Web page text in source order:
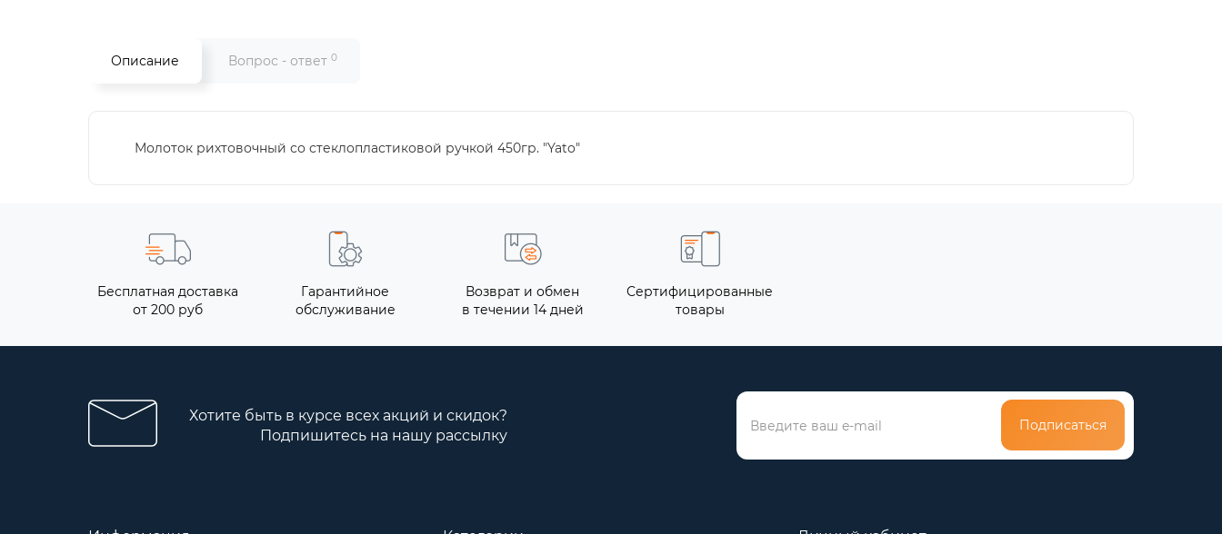
Описание Вопрос - ответ 0
Молоток рихтовочный со стеклопластиковой ручкой 450гр. "Yato"
Бесплатная доставка
от 200 руб
Гарантийное
обслуживание
Возврат и обмен
в течении 14 дней
Сертифицированные
товары
Хотите быть в курсе всех акций и скидок?
Подпишитесь на нашу рассылку
Подписаться